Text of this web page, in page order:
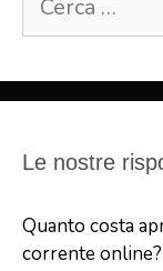
per:
Le nostre
Quanto costa
corrente online?